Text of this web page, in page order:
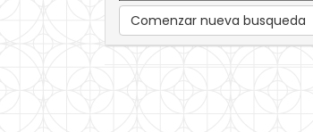
Comenzar nueva busqueda